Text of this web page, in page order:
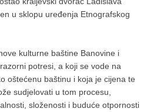
u sklopu uređenja Etnografskog
kulturne baštine Banovine i
potresi, a koji se vode na
oštećenu baštinu i koja je cijena te
sudjelovati u tom procesu,
složenosti i buduće otpornosti